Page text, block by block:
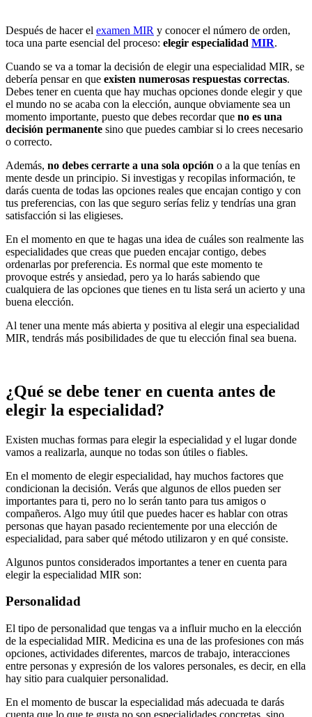
Después de hacer el examen MIR y conocer el número de orden,
toca una parte esencial del proceso: elegir especialidad MIR.
Cuando se va a tomar la decisión de elegir una especialidad MIR, se
debería pensar en que existen numerosas respuestas correctas.
Debes tener en cuenta que hay muchas opciones donde elegir y que
el mundo no se acaba con la elección, aunque obviamente sea un
momento importante, puesto que debes recordar que no es una
decisión permanente sino que puedes cambiar si lo crees necesario
o correcto.
Además, no debes cerrarte a una sola opción o a la que tenías en
mente desde un principio. Si investigas y recopilas información, te
darás cuenta de todas las opciones reales que encajan contigo y con
tus preferencias, con las que seguro serías feliz y tendrías una gran
satisfacción si las eligieses.
En el momento en que te hagas una idea de cuáles son realmente las
especialidades que creas que pueden encajar contigo, debes
ordenarlas por preferencia. Es normal que este momento te
provoque estrés y ansiedad, pero ya lo harás sabiendo que
cualquiera de las opciones que tienes en tu lista será un acierto y una
buena elección.
Al tener una mente más abierta y positiva al elegir una especialidad
MIR, tendrás más posibilidades de que tu elección final sea buena.
¿Qué se debe tener en cuenta antes de
elegir la especialidad?
Existen muchas formas para elegir la especialidad y el lugar donde
vamos a realizarla, aunque no todas son útiles o fiables.
En el momento de elegir especialidad, hay muchos factores que
condicionan la decisión. Verás que algunos de ellos pueden ser
importantes para ti, pero no lo serán tanto para tus amigos o
compañeros. Algo muy útil que puedes hacer es hablar con otras
personas que hayan pasado recientemente por una elección de
especialidad, para saber qué método utilizaron y en qué consiste.
Algunos puntos considerados importantes a tener en cuenta para
elegir la especialidad MIR son:
Personalidad
El tipo de personalidad que tengas va a influir mucho en la elección
de la especialidad MIR. Medicina es una de las profesiones con más
opciones, actividades diferentes, marcos de trabajo, interacciones
entre personas y expresión de los valores personales, es decir, en ella
hay sitio para cualquier personalidad.
En el momento de buscar la especialidad más adecuada te darás
cuenta que lo que te gusta no son especialidades concretas, sino